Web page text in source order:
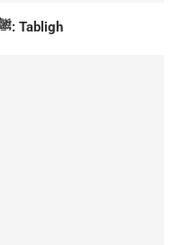
Sifat Rasulullah ﷺ: Tabligh